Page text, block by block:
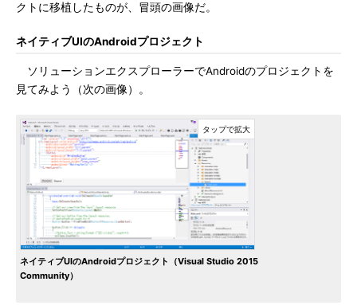
クトに移植したものが、冒頭の画像だ。
ネイティブUIのAndroidプロジェクト
ソリューションエクスプローラーでAndroidのプロジェクトを
見てみよう（次の画像）。
ネイティブUIのAndroidプロジェクト（Visual Studio 2015
Community）